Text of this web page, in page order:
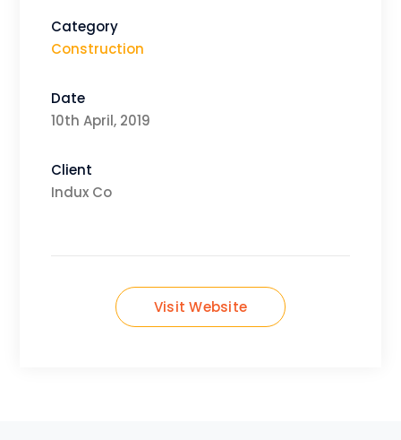
Category
Construction
Date
10th April, 2019
Client
Indux Co
Visit Website